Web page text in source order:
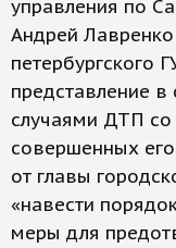
управления по
Андрей
петербургского
представление в
случаями ДТП
совершенных
от главы
«навести
меры для